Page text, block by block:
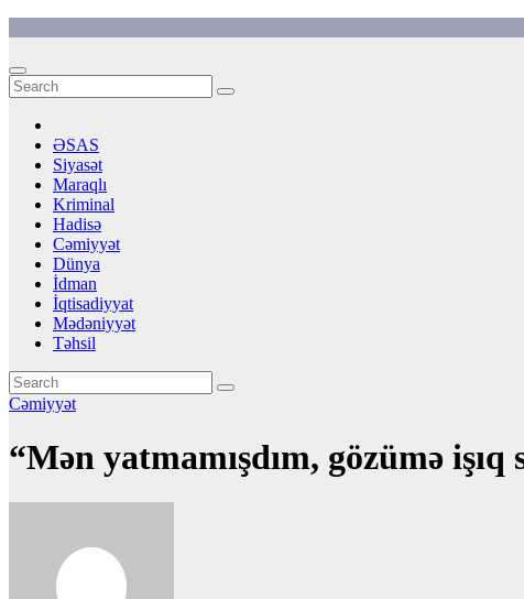
content
ƏSAS
Siyasət
Maraqlı
Kriminal
Hadisə
Cəmiyyət
Dünya
İdman
İqtisadiyyat
Mədəniyyət
Təhsil
Cəmiyyət
“Mən yatmamışdım, gözümə işıq